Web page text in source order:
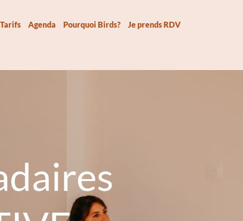
Tarifs Agenda Pourquoi Birds? Je prends RDV